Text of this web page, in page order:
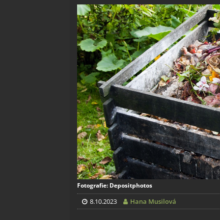
Fotografie: Depositphotos
8.10.2023 Hana Musilová